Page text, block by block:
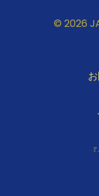
© 2026
『